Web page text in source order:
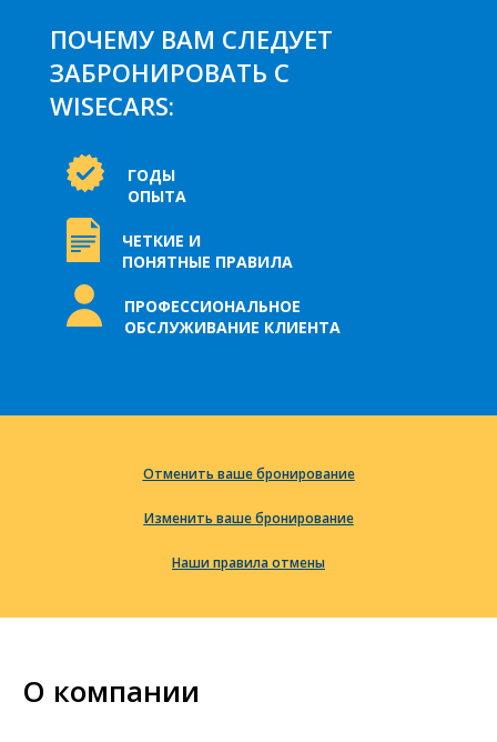
ПОЧЕМУ ВАМ СЛЕДУЕТ
ЗАБРОНИРОВАТЬ С
WISECARS:
ГОДЫ
ОПЫТА
ЧЕТКИЕ И
ПОНЯТНЫЕ ПРАВИЛА
ПРОФЕССИОНАЛЬНОЕ
ОБСЛУЖИВАНИЕ КЛИЕНТА
Отменить ваше бронирование
Изменить ваше бронирование
Наши правила отмены
О компании